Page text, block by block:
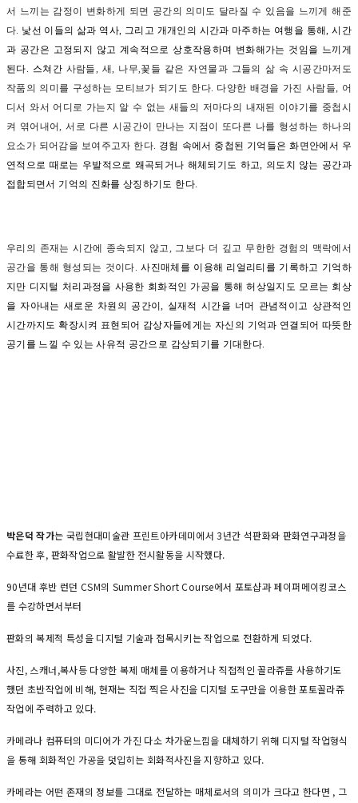
서 느끼는 감정이 변화하게 되면 공간의 의미도 달라질 수 있음을 느끼게 해준
다. 낯선 이들의 삶과 역사, 그리고 개개인의 시간과 마주하는 여행을 통해, 시간
과 공간은 고정되지 않고 계속적으로 상호작용하며 변화해가는 것임을 느끼게
된다. 스쳐간사람들, 새, 나무,꽃들 같은 자연물과 그들의 삶 속 시공간마저도
작품의 의미를 구성하는 모티브가 되기도 한다. 다양한 배경을 가진 사람들, 어
디서 와서 어디로 가는지 알 수 없는 새들의 저마다의 내재된 이야기를 중첩시
켜 엮어내어, 서로 다른 시공간이 만나는 지점이 또다른 나를 형성하는 하나의
요소가 되어감을 보여주고자 한다. 경험 속에서 중첩된 기억들은 화면안에서 우
연적으로 때로는 우발적으로 왜곡되거나 해체되기도 하고, 의도치 않는 공간과
접합되면서 기억의 진화를 상징하기도 한다.
우리의 존재는 시간에 종속되지 않고, 그보다 더 깊고 무한한 경험의 맥락에서
공간을 통해 형성되는 것이다.사진매체를 이용해 리얼리티를 기록하고 기억하
지만 디지털 처리과정을 사용한 회화적인 가공을 통해 허상일지도 모르는 회상
을 자아내는 새로운 차원의 공간이, 실재적 시간을 너머 관념적이고 상관적인
시간까지도 확장시켜 표현되어 감상자들에게는 자신의 기억과 연결되어 따뜻한
공기를 느낄 수 있는 사유적 공간으로 감상되기를 기대한다.
박은덕 작가는 국립현대미술관 프린트아카데미에서 3년간 석판화와 판화연구과정을
수료한 후, 판화작업으로 활발한 전시활동을 시작했다.
90년대 후반 런던 CSM의 Summer Short Course에서 포토샵과 페이퍼메이킹코스
를 수강하면서부터
판화의 복제적 특성을 디지털 기술과 접목시키는 작업으로 전환하게 되었다.
사진, 스캐너,복사등 다양한 복제 매체를 이용하거나 직접적인 꼴라쥬를 사용하기도
했던 초반작업에 비해, 현재는 직접 찍은 사진을 디지털 도구만을 이용한 포토꼴라쥬
작업에 주력하고 있다.
카메라나 컴퓨터의 미디어가 가진 다소 차가운느낌을 대체하기 위해 디지털 작업형식
을 통해 회화적인 가공을 덧입히는 회화적사진을 지향하고 있다.
카메라는 어떤 존재의 정보를 그대로 전달하는 매체로서의 의미가 크다고 한다면 , 그